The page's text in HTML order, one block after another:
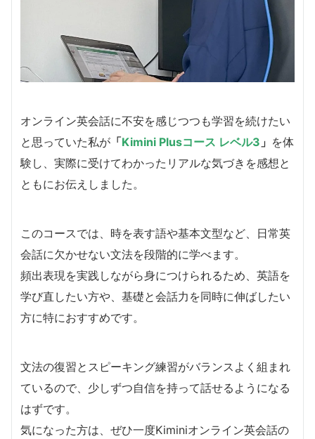
オンライン英会話に不安を感じつつも学習を続けたい
と思っていた私が 「Kimini Plusコース レベル3 」 を体
験し、実際に受けてわかったリアルな気づきを感想と
ともにお伝えしました。
このコースでは、時を表す語や基本文型など、日常英
会話に欠かせない文法を段階的に学べます。
頻出表現を実践しながら身につけられるため、英語を
学び直したい方や、基礎と会話力を同時に伸ばしたい
方に特におすすめです。
文法の復習とスピーキング練習がバランスよく組まれ
ているので、少しずつ自信を持って話せるようになる
はずです。
気になった方は、ぜひ一度Kiminiオンライン英会話の